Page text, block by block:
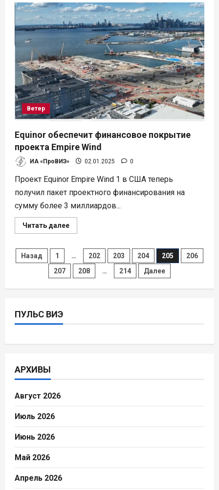
подает
заявку
на
проект
солнечной
фермы
Beane
для
сохранения
биоразнообразия
Ветер
Equinor обеспечит финансовое покрытие
проекта Empire Wind
ИА «ПроВИЭ» 02.01.2025 0
Проект Equinor Empire Wind 1 в США теперь
получил пакет проектного финансирования на
сумму более 3 миллиардов...
Читать далееПрочитать
больше
обеспечит
финансовое
покрытие
проекта
Empire
Пагинация
записей
Назад 1 … 202 203 204 205
206
207
208 … 214 Далее
ПУЛЬС ВИЭ
АРХИВЫ
Август 2026
Июль 2026
Июнь 2026
Май 2026
Апрель 2026